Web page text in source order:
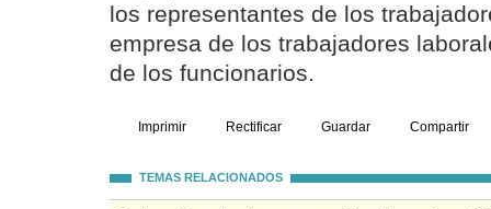
los representantes de los
empresa de los trabajadores
de los funcionarios.
Imprimir Rectificar Guardar Compartir
TEMAS RELACIONADOS